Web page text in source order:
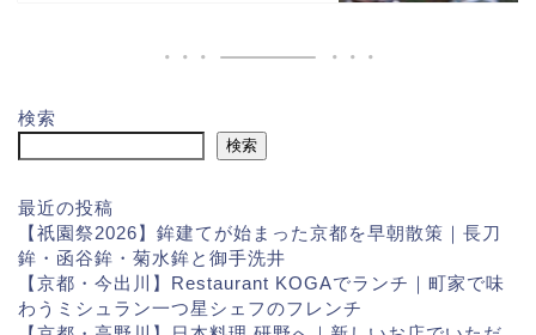
検索
検索
最近の投稿
【祇園祭2026】鉾建てが始まった京都を早朝散策｜長刀
鉾・函谷鉾・菊水鉾と御手洗井
【京都・今出川】Restaurant KOGAでランチ｜町家で味
わうミシュラン一つ星シェフのフレンチ